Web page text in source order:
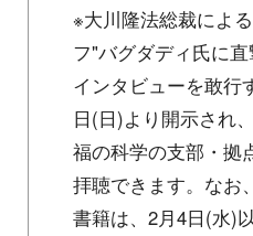
※大川隆法総裁によ
フ"バグダディ氏に
インタビューを敢行
日(日)より開示され
福の科学の支部・拠
拝聴できます。なお
書籍は、2月4日(水)